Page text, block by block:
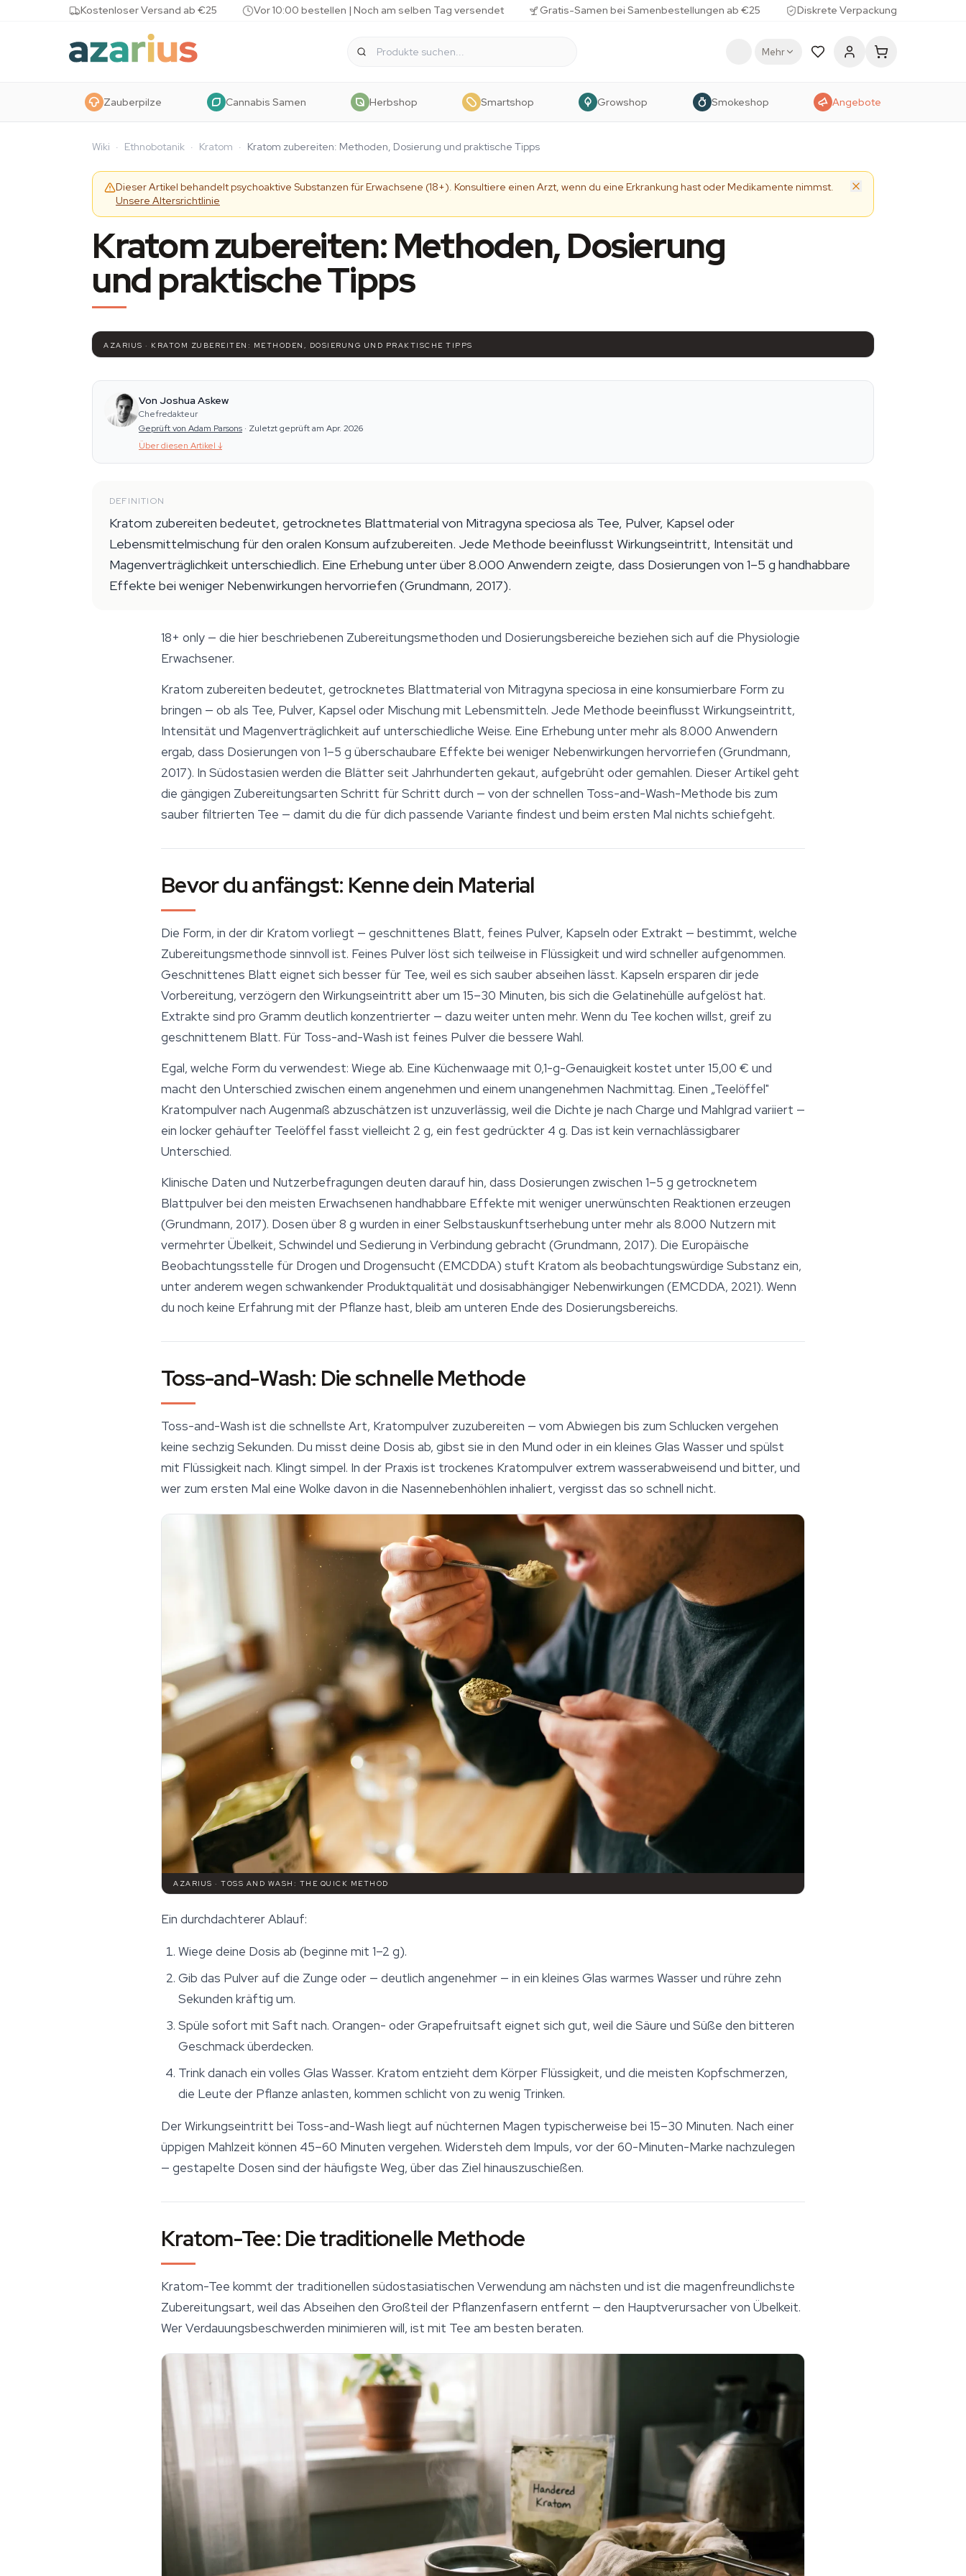
Skip to contentKostenloser Versand ab €25 Vor 10:00 bestellen | Noch am selben Tag versendet Gratis-Samen bei Samenbestellungen ab €25 Diskrete Verpackung
Mehr
Zauberpilze Cannabis Samen Herbshop Smartshop Growshop Smokeshop Angebote
Wiki · Ethnobotanik · Kratom · Kratom zubereiten: Methoden, Dosierung und praktische Tipps
Dieser Artikel behandelt psychoaktive Substanzen für Erwachsene (18+). Konsultiere einen Arzt, wenn du eine Erkrankung hast oder Medikamente nimmst.
Unsere Altersrichtlinie
Kratom zubereiten: Methoden, Dosierung
und praktische Tipps
AZARIUS · KRATOM ZUBEREITEN: METHODEN, DOSIERUNG UND PRAKTISCHE TIPPS
Von Joshua Askew
Chefredakteur
Geprüft von Adam Parsons · Zuletzt geprüft am Apr. 2026
Über diesen Artikel ↓
DEFINITION
Kratom zubereiten bedeutet, getrocknetes Blattmaterial von Mitragyna speciosa als Tee, Pulver, Kapsel oder
Lebensmittelmischung für den oralen Konsum aufzubereiten. Jede Methode beeinflusst Wirkungseintritt, Intensität und
Magenverträglichkeit unterschiedlich. Eine Erhebung unter über 8.000 Anwendern zeigte, dass Dosierungen von 1–5 g handhabbare
Effekte bei weniger Nebenwirkungen hervorriefen (Grundmann, 2017).
18+ only — die hier beschriebenen Zubereitungsmethoden und Dosierungsbereiche beziehen sich auf die Physiologie
Erwachsener.
Kratom zubereiten bedeutet, getrocknetes Blattmaterial von Mitragyna speciosa in eine konsumierbare Form zu
bringen — ob als Tee, Pulver, Kapsel oder Mischung mit Lebensmitteln. Jede Methode beeinflusst Wirkungseintritt,
Intensität und Magenverträglichkeit auf unterschiedliche Weise. Eine Erhebung unter mehr als 8.000 Anwendern
ergab, dass Dosierungen von 1–5 g überschaubare Effekte bei weniger Nebenwirkungen hervorriefen (Grundmann,
2017). In Südostasien werden die Blätter seit Jahrhunderten gekaut, aufgebrüht oder gemahlen. Dieser Artikel geht
die gängigen Zubereitungsarten Schritt für Schritt durch — von der schnellen Toss-and-Wash-Methode bis zum
sauber filtrierten Tee — damit du die für dich passende Variante findest und beim ersten Mal nichts schiefgeht.
Bevor du anfängst: Kenne dein Material
Die Form, in der dir Kratom vorliegt — geschnittenes Blatt, feines Pulver, Kapseln oder Extrakt — bestimmt, welche
Zubereitungsmethode sinnvoll ist. Feines Pulver löst sich teilweise in Flüssigkeit und wird schneller aufgenommen.
Geschnittenes Blatt eignet sich besser für Tee, weil es sich sauber abseihen lässt. Kapseln ersparen dir jede
Vorbereitung, verzögern den Wirkungseintritt aber um 15–30 Minuten, bis sich die Gelatinehülle aufgelöst hat.
Extrakte sind pro Gramm deutlich konzentrierter — dazu weiter unten mehr. Wenn du Tee kochen willst, greif zu
geschnittenem Blatt. Für Toss-and-Wash ist feines Pulver die bessere Wahl.
Egal, welche Form du verwendest: Wiege ab. Eine Küchenwaage mit 0,1-g-Genauigkeit kostet unter 15,00 € und
macht den Unterschied zwischen einem angenehmen und einem unangenehmen Nachmittag. Einen „Teelöffel"
Kratompulver nach Augenmaß abzuschätzen ist unzuverlässig, weil die Dichte je nach Charge und Mahlgrad variiert —
ein locker gehäufter Teelöffel fasst vielleicht 2 g, ein fest gedrückter 4 g. Das ist kein vernachlässigbarer
Unterschied.
Klinische Daten und Nutzerbefragungen deuten darauf hin, dass Dosierungen zwischen 1–5 g getrocknetem
Blattpulver bei den meisten Erwachsenen handhabbare Effekte mit weniger unerwünschten Reaktionen erzeugen
(Grundmann, 2017). Dosen über 8 g wurden in einer Selbstauskunftserhebung unter mehr als 8.000 Nutzern mit
vermehrter Übelkeit, Schwindel und Sedierung in Verbindung gebracht (Grundmann, 2017). Die Europäische
Beobachtungsstelle für Drogen und Drogensucht (EMCDDA) stuft Kratom als beobachtungswürdige Substanz ein,
unter anderem wegen schwankender Produktqualität und dosisabhängiger Nebenwirkungen (EMCDDA, 2021). Wenn
du noch keine Erfahrung mit der Pflanze hast, bleib am unteren Ende des Dosierungsbereichs.
Toss-and-Wash: Die schnelle Methode
Toss-and-Wash ist die schnellste Art, Kratompulver zuzubereiten — vom Abwiegen bis zum Schlucken vergehen
keine sechzig Sekunden. Du misst deine Dosis ab, gibst sie in den Mund oder in ein kleines Glas Wasser und spülst
mit Flüssigkeit nach. Klingt simpel. In der Praxis ist trockenes Kratompulver extrem wasserabweisend und bitter, und
wer zum ersten Mal eine Wolke davon in die Nasennebenhöhlen inhaliert, vergisst das so schnell nicht.
AZARIUS · TOSS AND WASH: THE QUICK METHOD
Ein durchdachterer Ablauf:
Wiege deine Dosis ab (beginne mit 1–2 g).
Gib das Pulver auf die Zunge oder — deutlich angenehmer — in ein kleines Glas warmes Wasser und rühre zehn
Sekunden kräftig um.
Spüle sofort mit Saft nach. Orangen- oder Grapefruitsaft eignet sich gut, weil die Säure und Süße den bitteren
Geschmack überdecken.
Trink danach ein volles Glas Wasser. Kratom entzieht dem Körper Flüssigkeit, und die meisten Kopfschmerzen,
die Leute der Pflanze anlasten, kommen schlicht von zu wenig Trinken.
Der Wirkungseintritt bei Toss-and-Wash liegt auf nüchternen Magen typischerweise bei 15–30 Minuten. Nach einer
üppigen Mahlzeit können 45–60 Minuten vergehen. Widersteh dem Impuls, vor der 60-Minuten-Marke nachzulegen
— gestapelte Dosen sind der häufigste Weg, über das Ziel hinauszuschießen.
Kratom-Tee: Die traditionelle Methode
Kratom-Tee kommt der traditionellen südostasiatischen Verwendung am nächsten und ist die magenfreundlichste
Zubereitungsart, weil das Abseihen den Großteil der Pflanzenfasern entfernt — den Hauptverursacher von Übelkeit.
Wer Verdauungsbeschwerden minimieren will, ist mit Tee am besten beraten.